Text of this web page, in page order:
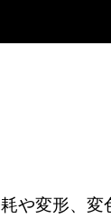
や変形、